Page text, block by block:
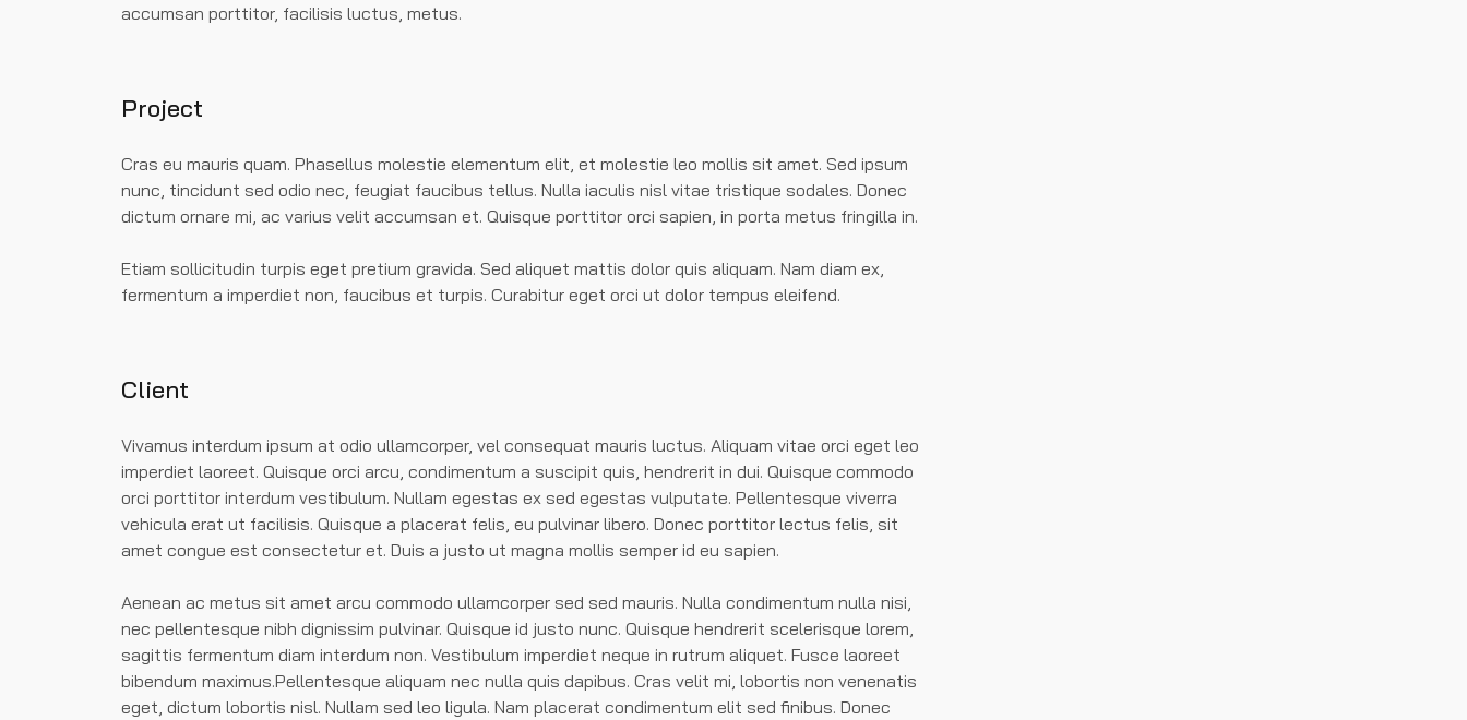
accumsan porttitor, facilisis luctus, metus.
Project
Cras eu mauris quam. Phasellus molestie elementum elit, et molestie leo mollis sit amet. Sed ipsum
nunc, tincidunt sed odio nec, feugiat faucibus tellus. Nulla iaculis nisl vitae tristique sodales. Donec
dictum ornare mi, ac varius velit accumsan et. Quisque porttitor orci sapien, in porta metus fringilla in.
Etiam sollicitudin turpis eget pretium gravida. Sed aliquet mattis dolor quis aliquam. Nam diam ex,
fermentum a imperdiet non, faucibus et turpis. Curabitur eget orci ut dolor tempus eleifend.
Client
Vivamus interdum ipsum at odio ullamcorper, vel consequat mauris luctus. Aliquam vitae orci eget leo
imperdiet laoreet. Quisque orci arcu, condimentum a suscipit quis, hendrerit in dui. Quisque commodo
orci porttitor interdum vestibulum. Nullam egestas ex sed egestas vulputate. Pellentesque viverra
vehicula erat ut facilisis. Quisque a placerat felis, eu pulvinar libero. Donec porttitor lectus felis, sit
amet congue est consectetur et. Duis a justo ut magna mollis semper id eu sapien.
Aenean ac metus sit amet arcu commodo ullamcorper sed sed mauris. Nulla condimentum nulla nisi,
nec pellentesque nibh dignissim pulvinar. Quisque id justo nunc. Quisque hendrerit scelerisque lorem,
sagittis fermentum diam interdum non. Vestibulum imperdiet neque in rutrum aliquet. Fusce laoreet
bibendum maximus.Pellentesque aliquam nec nulla quis dapibus. Cras velit mi, lobortis non venenatis
eget, dictum lobortis nisl. Nullam sed leo ligula. Nam placerat condimentum elit sed finibus. Donec